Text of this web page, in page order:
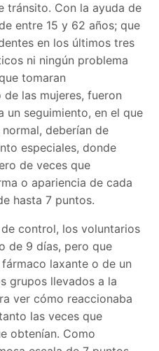
tránsito. Con la ayuda de
entre 15 y 62 años; que
en los últimos tres
ni ningún problema
tomaran
las mujeres, fueron
un seguimiento, en el que
deberían de
especiales, donde
de veces que
o apariencia de cada
hasta 7 puntos.
control, los voluntarios
de 9 días, pero que
laxante o de un
grupos llevados a la
ver cómo reaccionaba
las veces que
obtenían. Como